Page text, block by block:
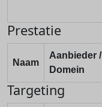
Prestatie
Naam
Aanbieder /
Domein
Targeting